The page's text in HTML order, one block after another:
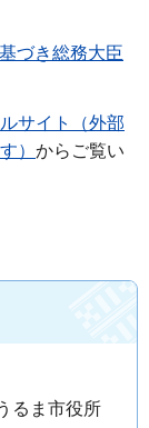
づき総務大臣
サイト（外部
） からご覧い
るま市役所